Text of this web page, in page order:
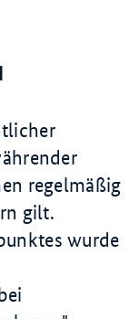
regelmäßig
gilt.
wurde